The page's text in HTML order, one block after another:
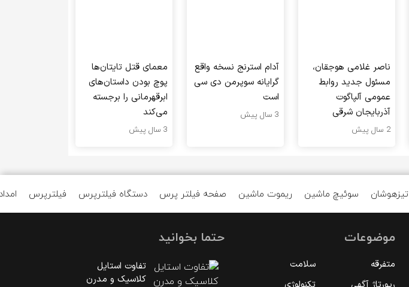
ناصر غلامی هوجقان،
مسئول جدید روابط
عمومی آلپاگوت
آذربایجان شرقی
2 سال پیش
آدام استرنج نسخه واقع
گرایانه سوپرمن دی سی
است
3 سال پیش
معمای قتل تایتان‌ها
پوچ بودن داستان‌های
ابرقهرمانی را برجسته
می‌کند
3 سال پیش
فیلترپرس دستگاه فیلترپرس صفحه فیلتر پرس ریموت ماشین سوئیچ ماشین تیزهوشان
موضوعات
متفرقه
سلامت
حتما بخوانید
تفاوت استایل
کلاسیک و مدرن